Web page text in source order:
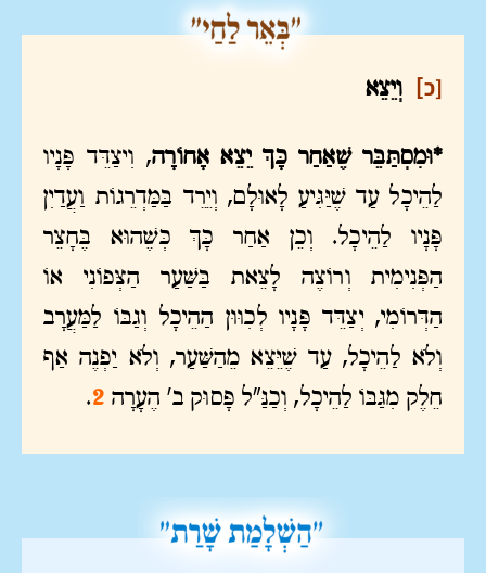
[כ] וְיֵצֵא
*וּמִסְתַּבֵּר שֶׁאַחַר כָּךְ יֵצֵא אָחוֹרָה, וִיצַדֵּד פָּנָיו
לַהֵיכָל עַד שֶׁיַּגִּיעַ לָאוּלָם, וְיֵרֵד בַּמַּדְרֵגוֹת וַעֲדַיִן
פָּנָיו לַהֵיכָל. וְכֵן אַחַר כָּךְ כְּשֶׁהוּא בֶּחָצֵר
הַפְּנִימִית וְרוֹצֶה לָצֵאת בַּשַּׁעַר הַצְּפוֹנִי אוֹ
הַדְּרוֹמִי, יְצַדֵּד פָּנָיו לְכִוּוּן הַהֵיכָל וְגַבּוֹ לַמַּעֲרָב
וְלֹא לַהֵיכָל, עַד שֶׁיֵּצֵא מֵהַשַּׁעַר, וְלֹא יַפְנֶה אַף
חֵלֶק מִגַּבּוֹ לַהֵיכָל, וְכַנַּ"ל פָּסוּק ב' הֶעָרָה 2
.